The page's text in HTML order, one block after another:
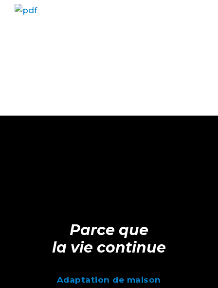
Parce que
la vie continue
Adaptation de maison